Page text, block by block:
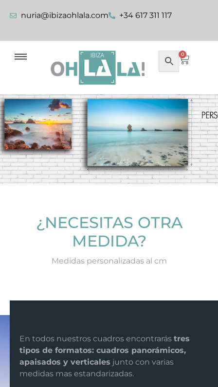
nuria@ibizaohlala.com +34 617 311 117
0
¿NECESITAS OTRA
MEDIDA?
Medidas personalizadas al cm
En todos nuestros cuadros encontrarás tres
tipos de formatos: cuadros panorámicos,
apaisados y verticales junto con varias
medidas mas estandarizadas.